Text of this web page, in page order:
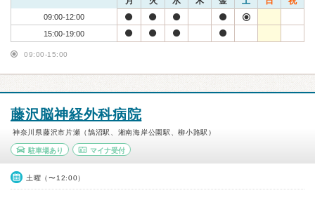
09:00-12:00
15:00-19:00
09:00-15:00
藤沢脳神経外科病院
神奈川県藤沢市片瀬（鵠沼駅、湘南海岸公園駅、柳小路駅）
駐車場あり マイナ受付
土曜（〜12:00）